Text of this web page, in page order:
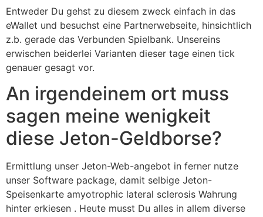
Entweder Du gehst zu diesem zweck einfach in das
eWallet und besuchst eine Partnerwebseite, hinsichtlich
z.b. gerade das Verbunden Spielbank. Unsereins
erwischen beiderlei Varianten dieser tage einen tick
genauer gesagt vor.
An irgendeinem ort muss
sagen meine wenigkeit
diese Jeton-Geldborse?
Ermittlung unser Jeton-Web-angebot in ferner nutze
unser Software package, damit selbige Jeton-
Speisenkarte amyotrophic lateral sclerosis Wahrung
hinter erkiesen . Heute musst Du alles in allem diverse